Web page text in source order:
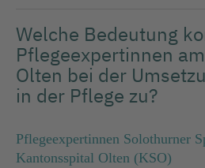
Welche Bedeutung
Pflegeexpertinnen
Olten bei der
in der Pflege zu?
Pflegeexpertinnen Solothurner
Kantonsspital Olten (KSO)